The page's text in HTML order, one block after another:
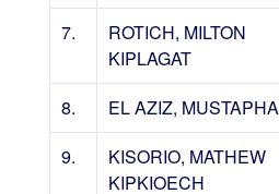
7.
ROTICH, MILTON
KIPLAGAT
8. EL AZIZ, MUSTAPHA
9.
KISORIO, MATHEW
KIPKIOECH